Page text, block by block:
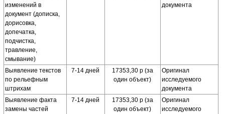
изменений в
документ (дописка,
дорисовка,
допечатка,
подчистка,
травление,
смывание)
документа
Выявление текстов
по рельефным
штрихам
7-14 дней
17353,30 р (за
один объект)
Оригинал
исследуемого
документа
Выявление факта
замены частей
7-14 дней
17353,30 р (за
один объект)
Оригинал
исследуемого